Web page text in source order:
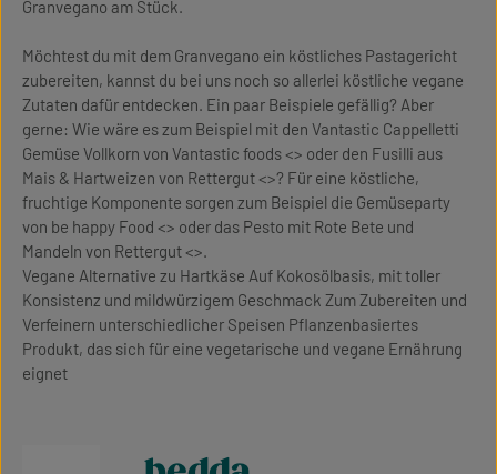
Granvegano am Stück.
Möchtest du mit dem Granvegano ein köstliches Pastagericht
zubereiten, kannst du bei uns noch so allerlei köstliche vegane
Zutaten dafür entdecken. Ein paar Beispiele gefällig? Aber
gerne: Wie wäre es zum Beispiel mit den Vantastic Cappelletti
Gemüse Vollkorn von Vantastic foods <> oder den Fusilli aus
Mais & Hartweizen von Rettergut <>? Für eine köstliche,
fruchtige Komponente sorgen zum Beispiel die Gemüseparty
von be happy Food <> oder das Pesto mit Rote Bete und
Mandeln von Rettergut <>.
Vegane Alternative zu Hartkäse Auf Kokosölbasis, mit toller
Konsistenz und mildwürzigem Geschmack Zum Zubereiten und
Verfeinern unterschiedlicher Speisen Pflanzenbasiertes
Produkt, das sich für eine vegetarische und vegane Ernährung
eignet